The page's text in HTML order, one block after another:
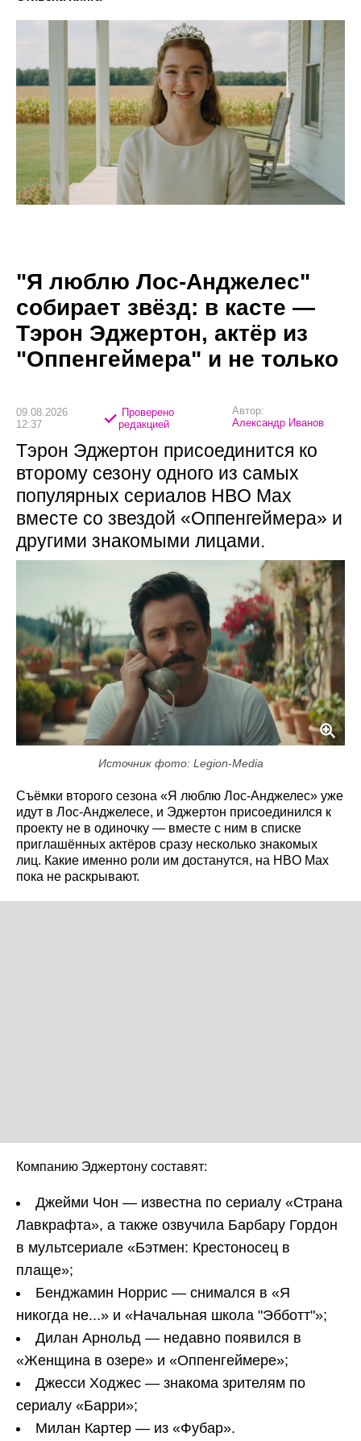
"Я люблю Лос-Анджелес"
собирает звёзд: в касте —
Тэрон Эджертон, актёр из
"Оппенгеймера" и не только
09.08.2026
12:37
Проверено
редакцией
Автор:
Александр Иванов
Тэрон Эджертон присоединится ко
второму сезону одного из самых
популярных сериалов HBO Max
вместе со звездой «Оппенгеймера» и
другими знакомыми лицами.
Источник фото: Legion-Media
Съёмки второго сезона «Я люблю Лос-Анджелес» уже
идут в Лос-Анджелесе, и Эджертон присоединился к
проекту не в одиночку — вместе с ним в списке
приглашённых актёров сразу несколько знакомых
лиц. Какие именно роли им достанутся, на HBO Max
пока не раскрывают.
Компанию Эджертону составят:
Джейми Чон — известна по сериалу «Страна
Лавкрафта», а также озвучила Барбару Гордон
в мультсериале «Бэтмен: Крестоносец в
плаще»;
Бенджамин Норрис — снимался в «Я
никогда не...» и «Начальная школа "Эбботт"»;
Дилан Арнольд — недавно появился в
«Женщина в озере» и «Оппенгеймере»;
Джесси Ходжес — знакома зрителям по
сериалу «Барри»;
Милан Картер — из «Фубар».